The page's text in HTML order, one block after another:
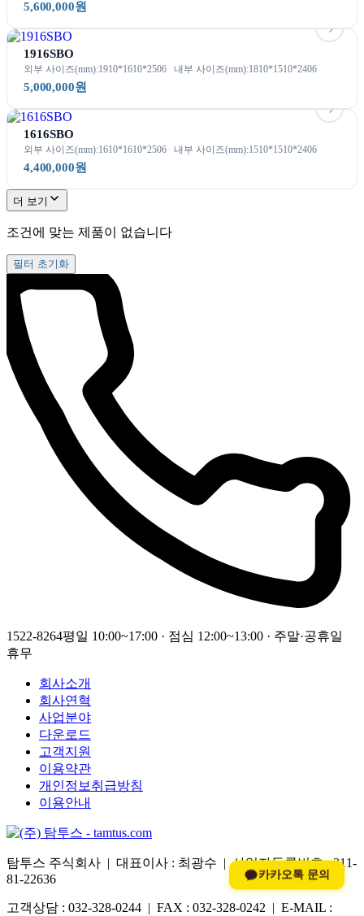
카카오톡 문의
5,600,000원
1916SBO
외부 사이즈(mm):1910*1610*2506 내부 사이즈(mm):1810*1510*2406
5,000,000원
1616SBO
외부 사이즈(mm):1610*1610*2506 내부 사이즈(mm):1510*1510*2406
4,400,000원
더 보기
조건에 맞는 제품이 없습니다
필터 초기화
1522-8264평일 10:00~17:00 · 점심 12:00~13:00 · 주말·공휴일
휴무
회사소개
회사연혁
사업분야
다운로드
고객지원
이용약관
개인정보취급방침
이용안내
탐투스 주식회사 | 대표이사 : 최광수 | 사업자등록번호 : 311-
81-22636
고객상담 : 032-328-0244 | FAX : 032-328-0242 | E-MAIL :